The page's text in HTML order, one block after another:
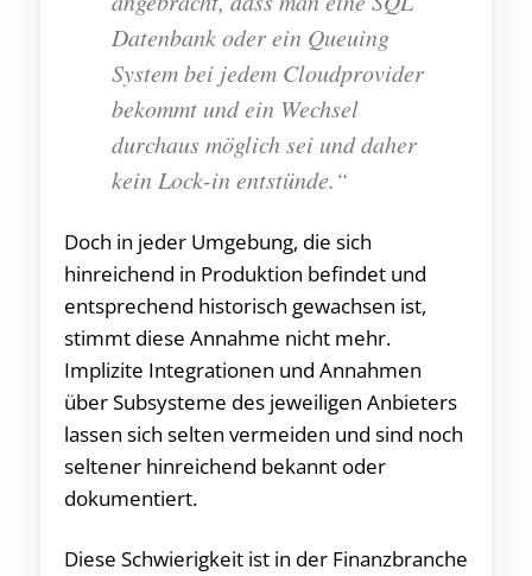
Datenbank oder ein Queuing
System bei jedem Cloudprovider
bekommt und ein Wechsel
durchaus möglich sei und daher
kein Lock-in entstünde.“
Doch in jeder Umgebung, die sich
hinreichend in Produktion befindet und
entsprechend historisch gewachsen ist,
stimmt diese Annahme nicht mehr.
Implizite Integrationen und Annahmen
über Subsysteme des jeweiligen Anbieters
lassen sich selten vermeiden und sind noch
seltener hinreichend bekannt oder
dokumentiert.
Diese Schwierigkeit ist in der Finanzbranche